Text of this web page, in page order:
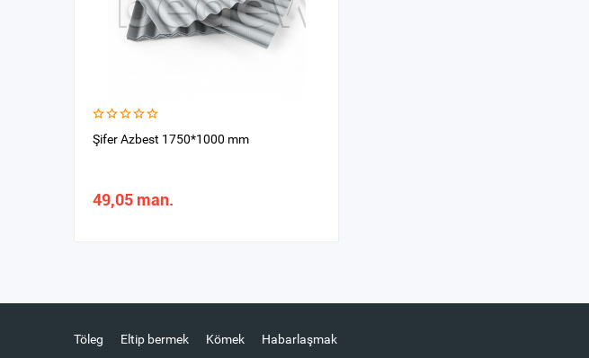
Şifer Azbest 1750*1000 mm
49,05 man.
Töleg Eltip bermek Kömek
Habarlaşmak